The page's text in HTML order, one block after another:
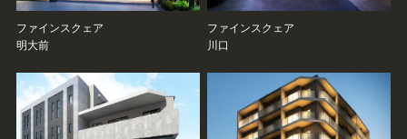
ファインスクェア
明大前
ファインスクェア
川口